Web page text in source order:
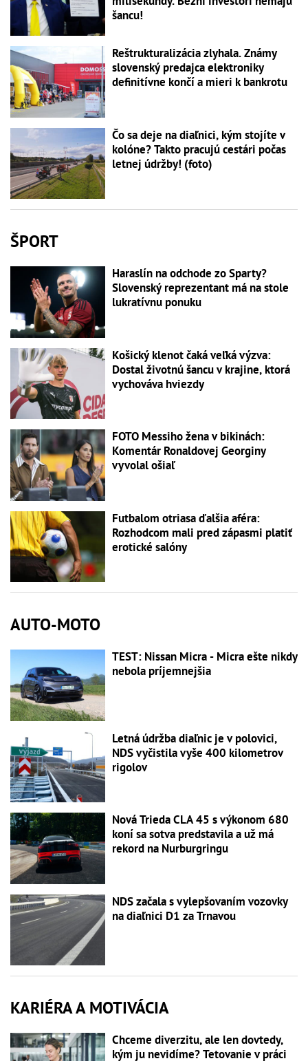
šancu!
Reštrukturalizácia zlyhala. Známy
slovenský predajca elektroniky
definitívne končí a mieri k bankrotu
Čo sa deje na diaľnici, kým stojíte v
kolóne? Takto pracujú cestári počas
letnej údržby! (foto)
ŠPORT
Haraslín na odchode zo Sparty?
Slovenský reprezentant má na stole
lukratívnu ponuku
Košický klenot čaká veľká výzva:
Dostal životnú šancu v krajine, ktorá
vychováva hviezdy
FOTO Messiho žena v bikinách:
Komentár Ronaldovej Georginy
vyvolal ošiaľ
Futbalom otriasa ďalšia aféra:
Rozhodcom mali pred zápasmi platiť
erotické salóny
AUTO-MOTO
TEST: Nissan Micra - Micra ešte nikdy
nebola príjemnejšia
Letná údržba diaľnic je v polovici,
NDS vyčistila vyše 400 kilometrov
rigolov
Nová Trieda CLA 45 s výkonom 680
koní sa sotva predstavila a už má
rekord na Nurburgringu
NDS začala s vylepšovaním vozovky
na diaľnici D1 za Trnavou
KARIÉRA A MOTIVÁCIA
Chceme diverzitu, ale len dovtedy,
kým ju nevidíme? Tetovanie v práci